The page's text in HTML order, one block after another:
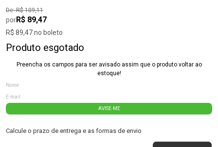
De: R$ 109,11
porR$ 89,47
R$ 89,47 no boleto
Produto esgotado
Preencha os campos para ser avisado assim que o produto voltar ao
estoque!
AVISE-ME
Calcule o prazo de entrega e as formas de envio